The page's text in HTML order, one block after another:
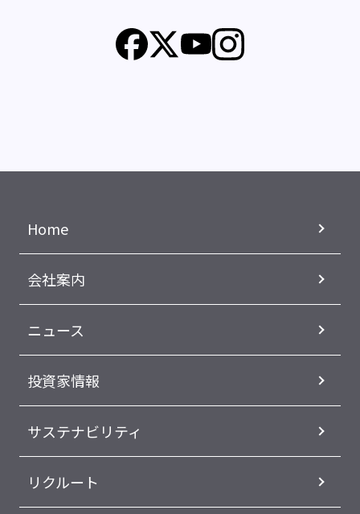
Home
会社案内
ニュース
投資家情報
サステナビリティ
リクルート